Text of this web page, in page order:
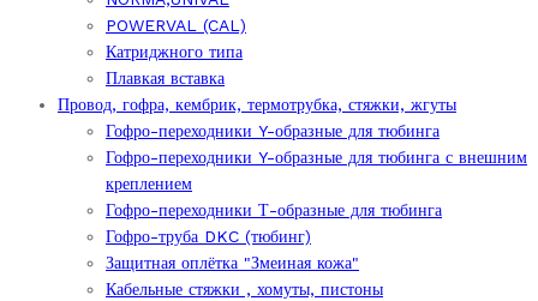
POWERVAL (CAL)
Катриджного типа
Плавкая вставка
Провод, гофра, кембрик, термотрубка, стяжки, жгуты
Гофро-переходники Y-образные для тюбинга
Гофро-переходники Y-образные для тюбинга с внешним
креплением
Гофро-переходники Т-образные для тюбинга
Гофро-труба DKC (тюбинг)
Защитная оплётка "Змеиная кожа"
Кабельные стяжки , хомуты, пистоны